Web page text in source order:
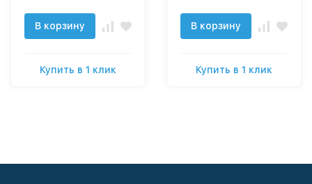
В корзину
Купить в 1 клик
В корзину
Купить в 1 клик